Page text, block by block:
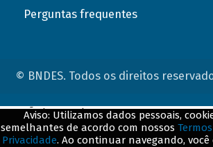
Perguntas frequentes
© BNDES. Todos os direitos
Aviso: Utilizamos dados pessoais,
semelhantes de acordo com nossos
Privacidade. Ao continuar navegando,
ConteÃºdo complementar
${title}${badge}